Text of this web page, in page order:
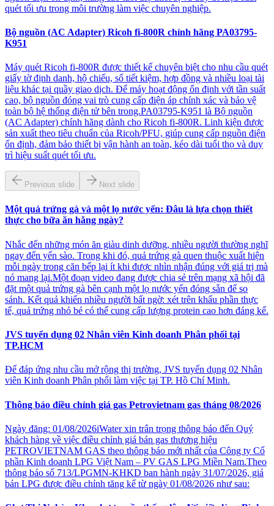
quét tối ưu trong môi trường làm việc chuyên nghiệp.
Bộ nguồn (AC Adapter) Ricoh fi-800R chính hãng PA03795-
K951
Máy quét Ricoh fi-800R được thiết kế chuyên biệt cho nhu cầu quét
giấy tờ định danh, hộ chiếu, sổ tiết kiệm, hợp đồng và nhiều loại tài
liệu khác tại quầy giao dịch. Để máy hoạt động ổn định với tần suất
cao, bộ nguồn đóng vai trò cung cấp điện áp chính xác và bảo vệ
toàn bộ hệ thống điện tử bên trong.PA03795-K951 là Bộ nguồn
(AC Adapter) chính hãng dành cho Ricoh fi-800R. Linh kiện được
sản xuất theo tiêu chuẩn của Ricoh/PFU, giúp cung cấp nguồn điện
ổn định, đảm bảo thiết bị vận hành an toàn, kéo dài tuổi thọ và duy
trì hiệu suất quét tối ưu.
Previous slide Next slide
Một quả trứng gà và một lọ nước yến: Đâu là lựa chọn thiết
thực cho bữa ăn hằng ngày?
Nhắc đến những món ăn giàu dinh dưỡng, nhiều người thường nghĩ
ngay đến yến sào. Trong khi đó, quả trứng gà quen thuộc xuất hiện
mỗi ngày trong căn bếp lại ít khi được nhìn nhận đúng với giá trị mà
nó mang lại.Một đoạn video đang được chia sẻ trên mạng xã hội đã
đặt một quả trứng gà bên cạnh một lọ nước yến đóng sẵn để so
sánh. Kết quả khiến nhiều người bất ngờ: xét trên khẩu phần thực
tế, quả trứng nhỏ bé có thể cung cấp lượng protein cao hơn đáng kể.
JVS tuyển dụng 02 Nhân viên Kinh doanh Phân phối tại
TP.HCM
Để đáp ứng nhu cầu mở rộng thị trường, JVS tuyển dụng 02 Nhân
viên Kinh doanh Phân phối làm việc tại TP. Hồ Chí Minh.
Thông báo điều chỉnh giá gas Petrovietnam gas tháng 08/2026
Ngày đăng: 01/08/2026iWater xin trân trọng thông báo đến Quý
khách hàng về việc điều chỉnh giá bán gas thương hiệu
PETROVIETNAM GAS theo thông báo mới nhất của Công ty Cổ
phần Kinh doanh LPG Việt Nam – PV GAS LPG Miền Nam.Theo
thông báo số 713/LPGMN-KHKD ban hành ngày 31/07/2026, giá
bán LPG được điều chỉnh tăng kể từ ngày 01/08/2026 như sau: